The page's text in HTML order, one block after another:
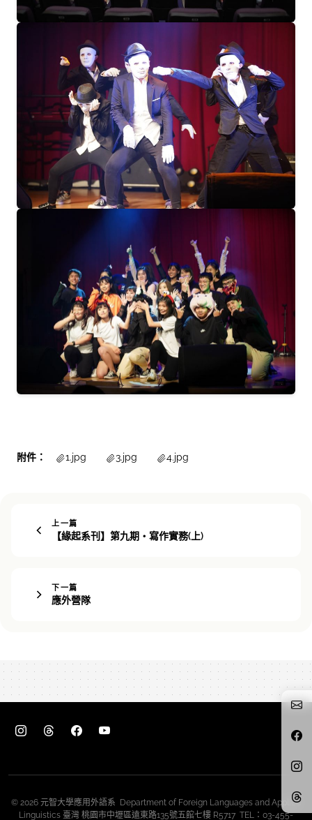
附件： 1.jpg 3.jpg 4.jpg
上一篇
【緣起系刊】第九期・寫作實務(上)
下一篇
應外營隊
© 2026 元智大學應用外語系 Department of Foreign Languages and Applied
Linguistics 臺灣 桃園市中壢區遠東路135號五館七樓 R5717 TEL：03-455-